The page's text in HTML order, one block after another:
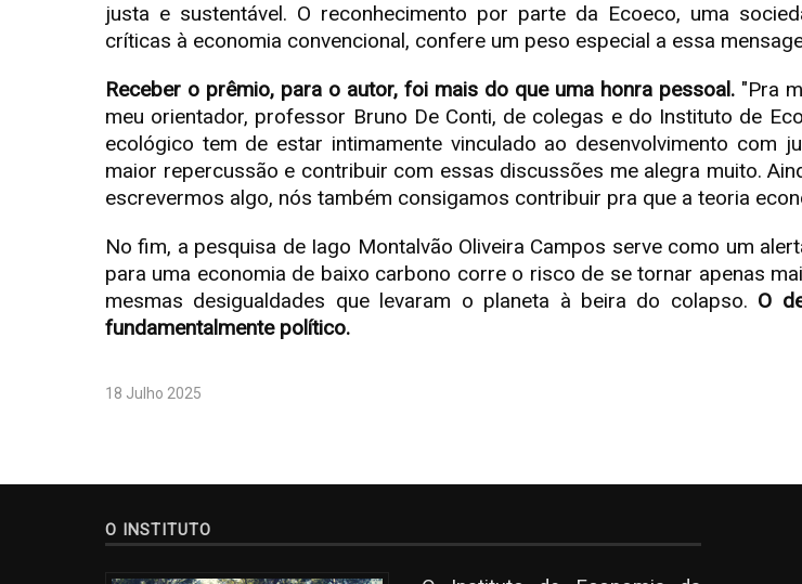
justa e sustentável. O reconhecimento por parte da Ecoeco, uma
críticas à economia convencional, confere um peso especial a essa
Receber o prêmio, para o autor, foi mais do que uma honra pessoal. "Pra
meu orientador, professor Bruno De Conti, de colegas e do Instituto de
ecológico tem de estar intimamente vinculado ao desenvolvimento com
maior repercussão e contribuir com essas discussões me alegra muito.
escrevermos algo, nós também consigamos contribuir pra que a teoria
No fim, a pesquisa de Iago Montalvão Oliveira Campos serve como um
para uma economia de baixo carbono corre o risco de se tornar apenas
mesmas desigualdades que levaram o planeta à beira do colapso. O
fundamentalmente político.
18 Julho 2025
O INSTITUTO